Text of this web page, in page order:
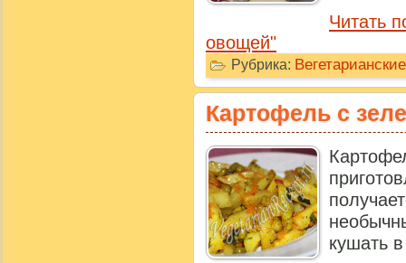
Читать
овощей"
Рубрика:
Картофель с
кушать